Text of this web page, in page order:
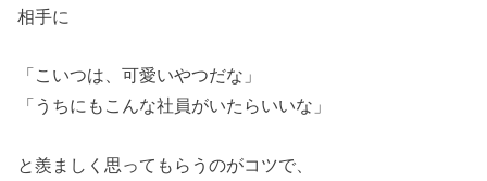
相手に
「こいつは、可愛いやつだな」
「うちにもこんな社員がいたらいいな」
と羨ましく思ってもらうのがコツで、